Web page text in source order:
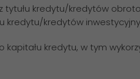
tytułu kredytu/kredytów
kredytu/kredytów
kredytu, w tym